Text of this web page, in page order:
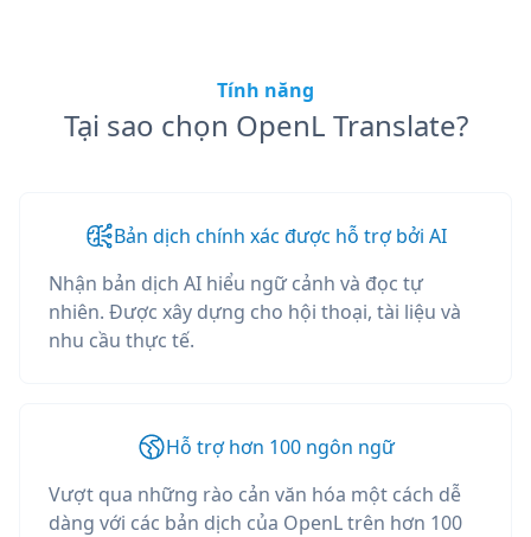
Tính năng
Tại sao chọn OpenL Translate?
Bản dịch chính xác được hỗ trợ bởi AI
Nhận bản dịch AI hiểu ngữ cảnh và đọc tự
nhiên. Được xây dựng cho hội thoại, tài liệu và
nhu cầu thực tế.
Hỗ trợ hơn 100 ngôn ngữ
Vượt qua những rào cản văn hóa một cách dễ
dàng với các bản dịch của OpenL trên hơn 100